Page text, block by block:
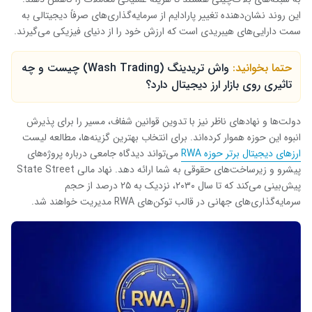
این روند نشان‌دهنده تغییر پارادایم از سرمایه‌گذاری‌های صرفاً دیجیتالی به
سمت دارایی‌های هیبریدی است که ارزش خود را از دنیای فیزیکی می‌گیرند.
حتما بخوانید:
واش تریدینگ (Wash Trading) چیست و چه
تاثیری روی بازار ارز دیجیتال دارد؟
دولت‌ها و نهادهای ناظر نیز با تدوین قوانین شفاف، مسیر را برای پذیرش
انبوه این حوزه هموار کرده‌اند. برای انتخاب بهترین گزینه‌ها، مطالعه لیست
ارزهای دیجیتال برتر حوزه RWA
می‌تواند دیدگاه جامعی درباره پروژه‌های
پیشرو و زیرساخت‌های حقوقی به شما ارائه دهد. نهاد مالی State Street
پیش‌بینی می‌کند که تا سال ۲۰۳۰، نزدیک به ۲۵ درصد از حجم
سرمایه‌گذاری‌های جهانی در قالب توکن‌های RWA مدیریت خواهند شد.